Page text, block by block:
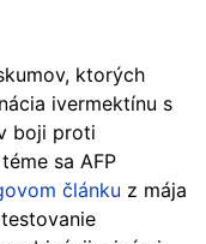
ktorých
ivermektínu s
boji proti
sa AFP
článku z mája